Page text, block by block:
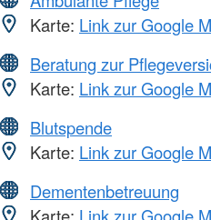
Karte: Link zur Google
Beratung zur
Karte: Link zur Google
Blutspende
Karte: Link zur Google
Dementenbetreuung
Karte: Link zur Google